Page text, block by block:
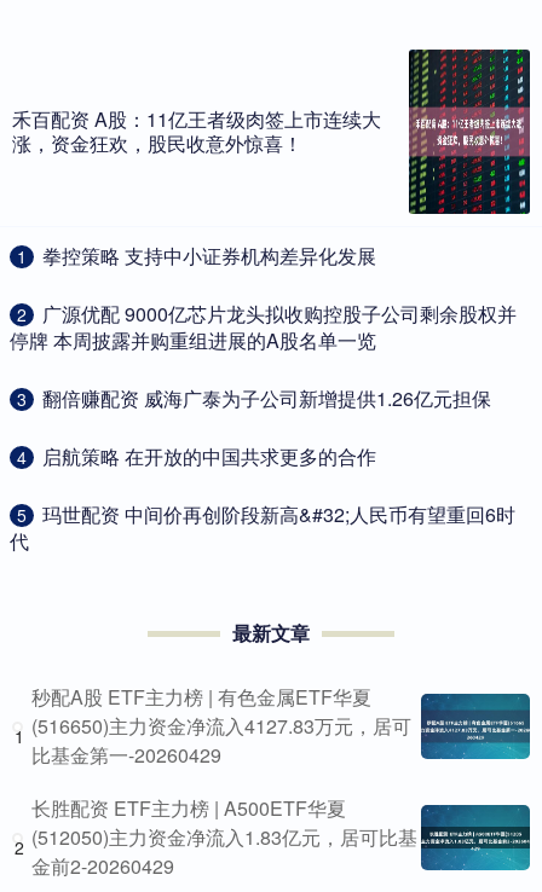
禾百配资 A股：11亿王者级肉签上市连续大
涨，资金狂欢，股民收意外惊喜！
1 ​拳控策略 支持中小证券机构差异化发展
2
​广源优配 9000亿芯片龙头拟收购控股子公司剩余股权并
停牌 本周披露并购重组进展的A股名单一览
3 ​翻倍赚配资 威海广泰为子公司新增提供1.26亿元担保
4 ​启航策略 在开放的中国共求更多的合作
5
​玛世配资 中间价再创阶段新高&#32;人民币有望重回6时
代
最新文章
1
秒配A股 ETF主力榜 | 有色金属ETF华夏
(516650)主力资金净流入4127.83万元，居可
比基金第一-20260429
2
长胜配资 ETF主力榜 | A500ETF华夏
(512050)主力资金净流入1.83亿元，居可比基
金前2-20260429